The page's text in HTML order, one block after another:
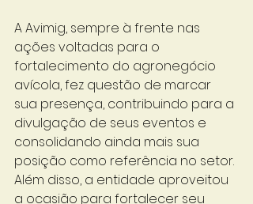
A Avimig, sempre à frente nas
ações voltadas para o
fortalecimento do agronegócio
avícola, fez questão de marcar
sua presença, contribuindo para a
divulgação de seus eventos e
consolidando ainda mais sua
posição como referência no setor.
Além disso, a entidade aproveitou
a ocasião para fortalecer seu